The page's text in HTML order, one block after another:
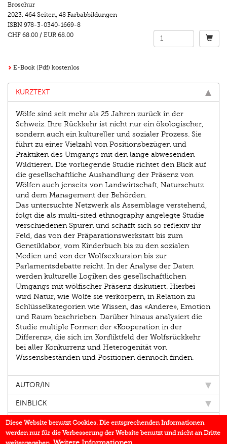
Broschur
2023. 464 Seiten, 48 Farbabbildungen
ISBN 978-3-0340-1669-8
CHF 68.00 / EUR 68.00
E-Book (Pdf) kostenlos
KURZTEXT
Wölfe sind seit mehr als 25 Jahren zurück in der
Schweiz. Ihre Rückkehr ist nicht nur ein ökologischer,
sondern auch ein kultureller und sozialer Prozess. Sie
führt zu einer Vielzahl von Positionsbezügen und
Praktiken des Umgangs mit den lange abwesenden
Wild­tieren. Die vorliegende Studie richtet den Blick auf
die gesellschaftliche Aushandlung der Präsenz von
Wölfen auch jenseits von Landwirtschaft, Naturschutz
und dem ­Management der Behörden.
Das untersuchte Netzwerk als Assemblage verstehend,
folgt die als multi-sited ethnography angelegte Studie
verschiedenen Spuren und schafft sich so reflexiv ihr
Feld, das von der Präparationswerkstatt bis zum
Genetiklabor, vom Kinderbuch bis zu den sozialen
Medien und von der Wolfsexkursion bis zur
Parlamentsdebatte reicht. In der Analyse der Daten
werden kulturelle Logiken des gesellschaftlichen
Umgangs mit wölfischer Präsenz diskutiert. Hierbei
wird Natur, wie Wölfe sie verkörpern, in Relation zu
Schlüsselkategorien wie Wissen, das «Andere», Emotion
und Raum beschrieben. Darüber hinaus analysiert die
Studie multiple Formen der «Kooperation in der
Differenz», die sich im Konfliktfeld der Wolfsrückkehr
bei aller Konkurrenz und Heterogenität von
Wissensbeständen und Positionen dennoch finden.
AUTOR/IN
EINBLICK
IN DEN MEDIEN
BUCHREIHE
Diese Website benutzt Cookies. Die entsprechenden Informationen
werden nur für die Verbesserung der Website benutzt und nicht an Dritte